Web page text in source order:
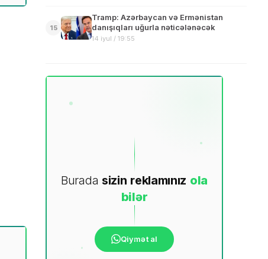
15
Tramp: Azərbaycan və Ermənistan
danışıqları uğurla nəticələnəcək
14 iyul / 19:55
Burada sizin reklamınız ola
bilər
Qiymət al